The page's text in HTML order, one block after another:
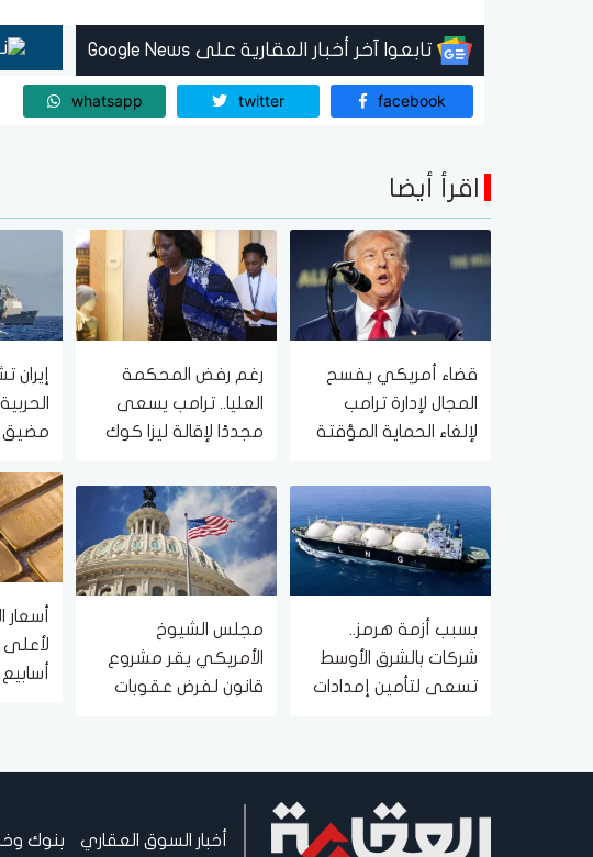
تابعوا آخر أخبار العقارية على Google News
facebook
twitter
whatsapp
اقرأ أيضا
قضاء أمريكي يفسح
المجال لإدارة ترامب
لإلغاء الحماية المؤقتة
السودان وميانمار
رغم رفض المحكمة
العليا.. ترامب يسعى
مجددًا لإقالة ليزا كوك
مضيق
بسبب أزمة هرمز..
شركات بالشرق الأوسط
تسعى لتأمين إمدادات
مجلس الشيوخ
الأمريكي يقر مشروع
قانون لفرض عقوبات
أخبار السوق العقاري بنوك